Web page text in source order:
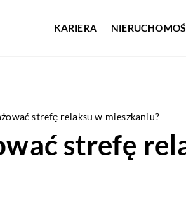
KARIERA
strefę relaksu w mieszkaniu?
strefę